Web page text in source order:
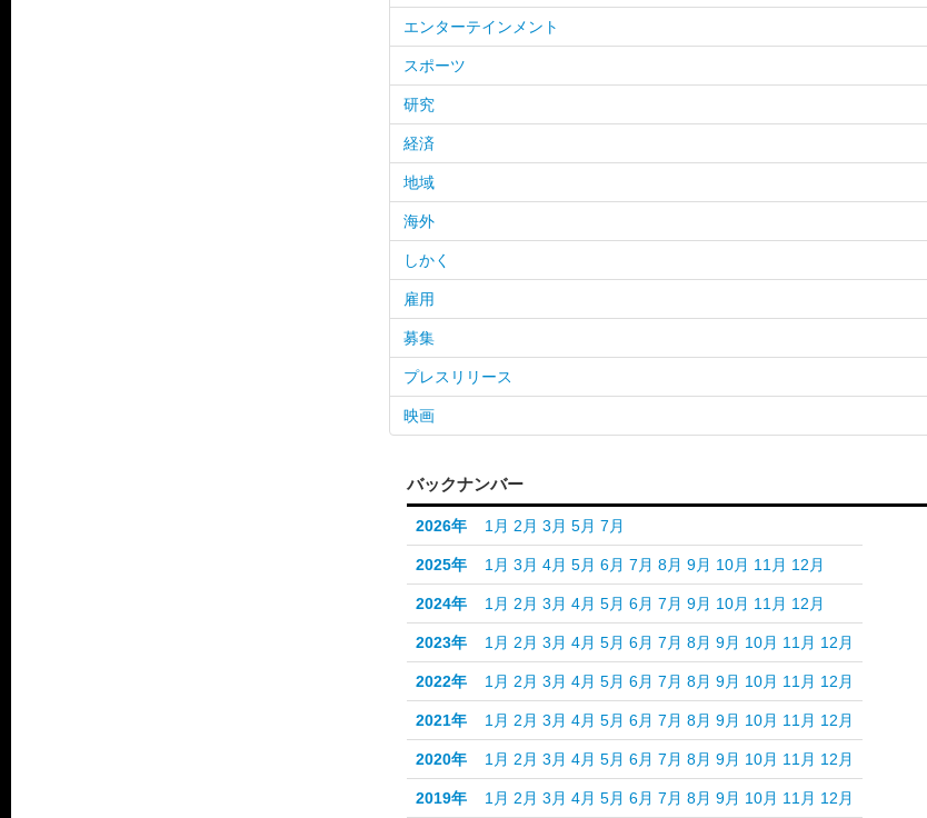
エンターテインメント
スポーツ
研究
経済
地域
海外
しかく
雇用
募集
プレスリリース
映画
バックナンバー
2026年 1月 2月 3月 5月 7月
2025年 1月 3月 4月 5月 6月 7月 8月 9月 10月 11月 12月
2024年 1月 2月 3月 4月 5月 6月 7月 9月 10月 11月 12月
2023年 1月 2月 3月 4月 5月 6月 7月 8月 9月 10月 11月 12月
2022年 1月 2月 3月 4月 5月 6月 7月 8月 9月 10月 11月 12月
2021年 1月 2月 3月 4月 5月 6月 7月 8月 9月 10月 11月 12月
2020年 1月 2月 3月 4月 5月 6月 7月 8月 9月 10月 11月 12月
2019年 1月 2月 3月 4月 5月 6月 7月 8月 9月 10月 11月 12月